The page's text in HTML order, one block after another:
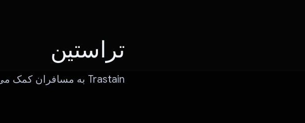
تراستین
Trastain به مسافران کمک می کند تا سفر خود را پایدار کنند.